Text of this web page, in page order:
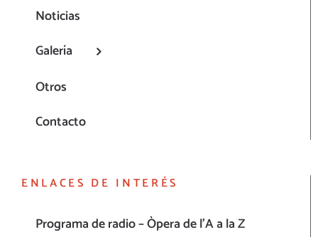
Noticias
Galería
Otros
Contacto
ENLACES DE INTERÉS
Programa de radio – Òpera de l’A a la Z